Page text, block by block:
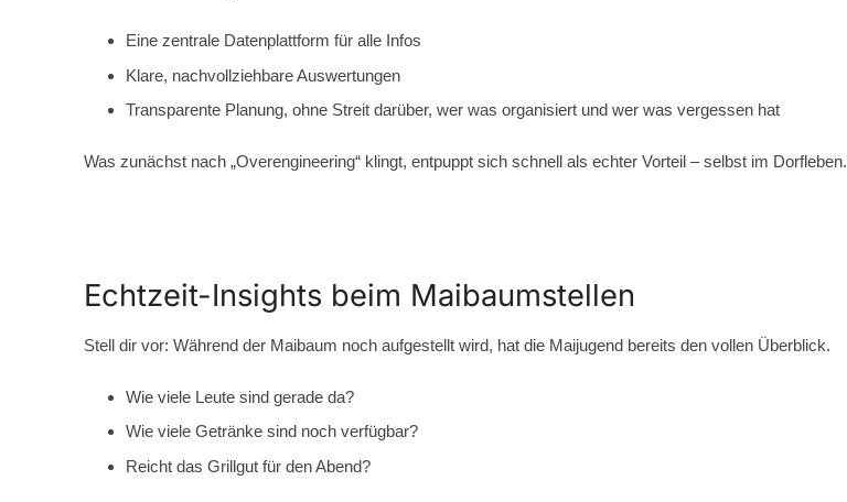
Eine zentrale Datenplattform für alle Infos
Klare, nachvollziehbare Auswertungen
Transparente Planung, ohne Streit darüber, wer was organisiert und wer was vergessen hat
Was zunächst nach „Overengineering“ klingt, entpuppt sich schnell als echter Vorteil – selbst im Dorfleben.
Echtzeit-Insights beim Maibaumstellen
Stell dir vor: Während der Maibaum noch aufgestellt wird, hat die Maijugend bereits den vollen Überblick.
Wie viele Leute sind gerade da?
Wie viele Getränke sind noch verfügbar?
Reicht das Grillgut für den Abend?